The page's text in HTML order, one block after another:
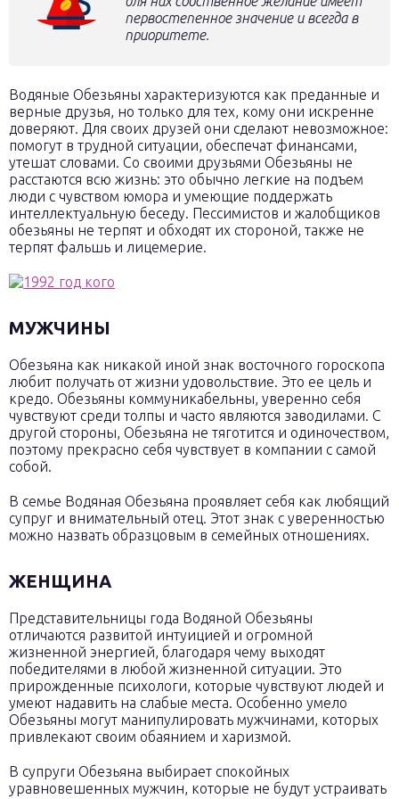
первостепенное значение и всегда в
приоритете.
Водяные Обезьяны характеризуются как преданные и
верные друзья, но только для тех, кому они искренне
доверяют. Для своих друзей они сделают невозможное:
помогут в трудной ситуации, обеспечат финансами,
утешат словами. Со своими друзьями Обезьяны не
расстаются всю жизнь: это обычно легкие на подъем
люди с чувством юмора и умеющие поддержать
интеллектуальную беседу. Пессимистов и жалобщиков
обезьяны не терпят и обходят их стороной, также не
терпят фальшь и лицемерие.
МУЖЧИНЫ
Обезьяна как никакой иной знак восточного гороскопа
любит получать от жизни удовольствие. Это ее цель и
кредо. Обезьяны коммуникабельны, уверенно себя
чувствуют среди толпы и часто являются заводилами. С
другой стороны, Обезьяна не тяготится и одиночеством,
поэтому прекрасно себя чувствует в компании с самой
собой.
В семье Водяная Обезьяна проявляет себя как любящий
супруг и внимательный отец. Этот знак с уверенностью
можно назвать образцовым в семейных отношениях.
ЖЕНЩИНА
Представительницы года Водяной Обезьяны
отличаются развитой интуицией и огромной
жизненной энергией, благодаря чему выходят
победителями в любой жизненной ситуации. Это
прирожденные психологи, которые чувствуют людей и
умеют надавить на слабые места. Особенно умело
Обезьяны могут манипулировать мужчинами, которых
привлекают своим обаянием и харизмой.
В супруги Обезьяна выбирает спокойных
уравновешенных мужчин, которые не будут устраивать